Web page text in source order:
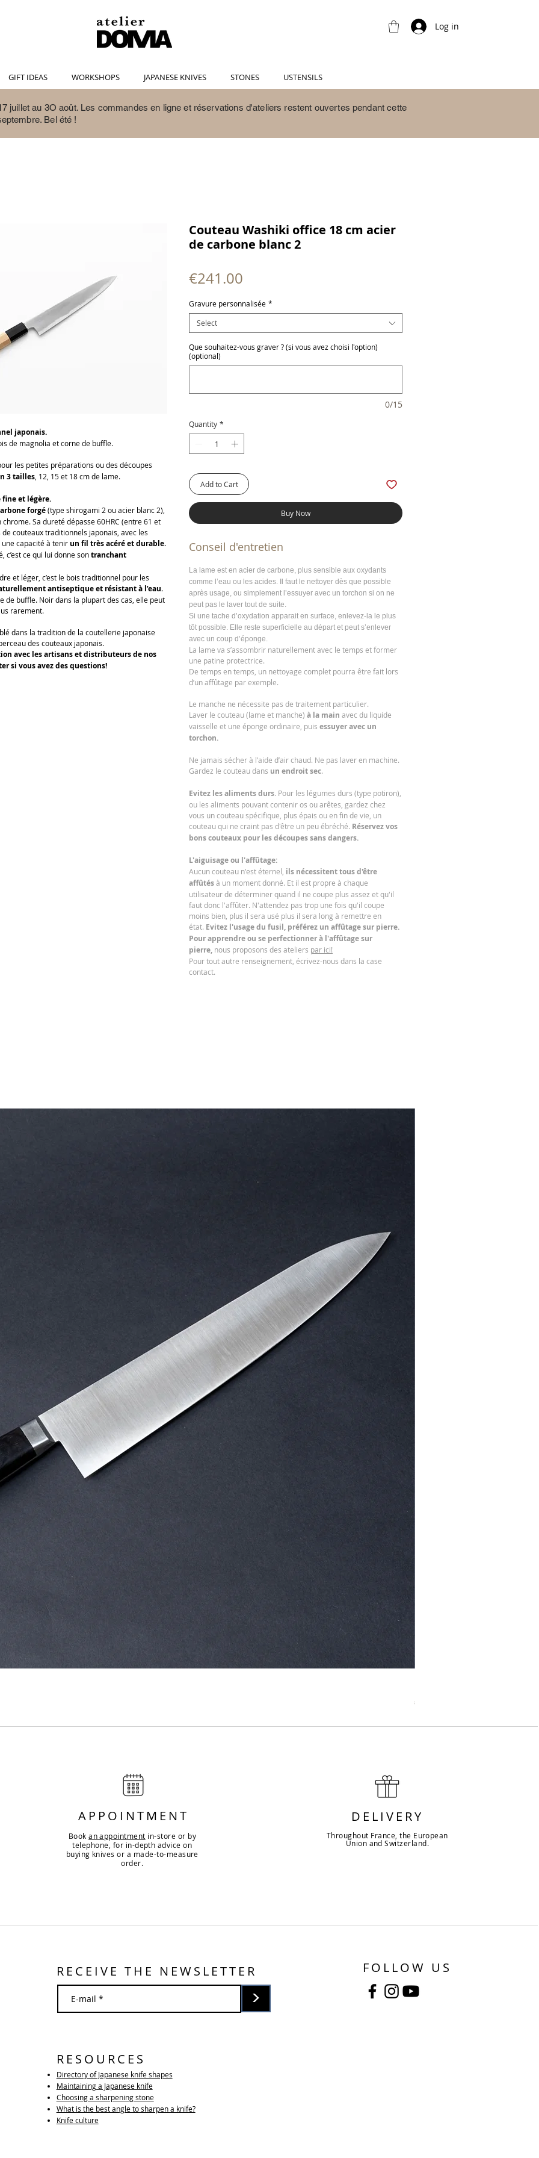
Log in
GIFT IDEAS WORKSHOPS JAPANESE KNIVES STONES USTENSILS
juillet au 3O août. Les commandes en ligne et réservations d'ateliers restent ouvertes pendant cette
Bel été !
japonais.
de magnolia et corne de buffle.
les petites préparations ou des découpes
3 tailles, 12, 15 et 18 cm de lame.
et légère.
forgé(type shirogami 2 ou acier blanc 2),
Sa dureté dépasse 60HRC (entre 61 et
couteaux traditionnels japonais, avec les
capacité à tenirun fil très acéré et durable.
c’est ce qui lui donne sontranchant
et léger, c’est le bois traditionnel pour les
antiseptique et résistant à l’eau.
de buffle. Noir dans la plupart des cas, elle peut
rarement.
dans la tradition de la coutellerie japonaise
des couteaux japonais.
avec les artisans et distributeurs de nos
si vous avez des questions!
Couteau Washiki office 18 cm acier
de carbone blanc 2
€241.00
Gravure personnalisée *
Select
Que souhaitez-vous graver ? (si vous avez choisi l'option)
(optional)
0/15
Quantity *
Add to Cart
Buy Now
Conseil d'entretien
La lame est en acier de carbone, plus sensible aux oxydants
comme l’eau ou les acides. Il faut le nettoyer dès que possible
après usage, ou simplement l’essuyer avec un torchon si on ne
peut pas le laver tout de suite.
Si une tache d’oxydation apparait en surface, enlevez-la le plus
tôt possible. Elle reste superficielle au départ et peut s’enlever
avec un coup d’éponge.
La lame va s’assombrir naturellement avec le temps et former
une patine protectrice.
De temps en temps, un nettoyage complet pourra être fait lors
d’un affûtage par exemple.
Le manche ne nécessite pas de traitement particulier.
Laver le couteau (lame et manche) à la main avec du liquide
vaisselle et une éponge ordinaire, puis essuyer avec un
torchon.
Ne jamais sécher à l’aide d’air chaud. Ne pas laver en machine.
Gardez le couteau dans un endroit sec.
Evitez les aliments durs. Pour les légumes durs (type potiron),
ou les aliments pouvant contenir os ou arêtes, gardez chez
vous un couteau spécifique, plus épais ou en fin de vie, un
couteau qui ne craint pas d'être un peu ébréché. Réservez vos
bons couteaux pour les découpes sans dangers.
L'aiguisage ou l'affûtage:
Aucun couteau n'est éternel, ils nécessitent tous d'être
affûtésà un moment donné. Et il est propre à chaque
utilisateur de déterminer quand il ne coupe plus assez et qu'il
faut donc l'affûter. N'attendez pas trop une fois qu'il coupe
moins bien, plus il sera usé plus il sera long à remettre en
état. Evitez l'usage du fusil, préférez un affûtage sur pierre.
Pour apprendre ou se perfectionner à l'affûtage sur
pierre, nous proposons des ateliers par ici!
Pour tout autre renseignement, écrivez-nous dans la case
contact.
Price
€344.00
APPOINTMENT
Bookan appointment in-store or by
telephone, for in-depth advice on
buying knives or a made-to-measure
order.
DELIVERY
Throughout France, the European
Union and Switzerland.
RECEIVE THE NEWSLETTER
>
RESOURCES
Directory of Japanese knife shapes
Maintaining a Japanese knife
Choosing a sharpening stone
What is the best angle to sharpen a knife?
Knife culture
FOLLOW US